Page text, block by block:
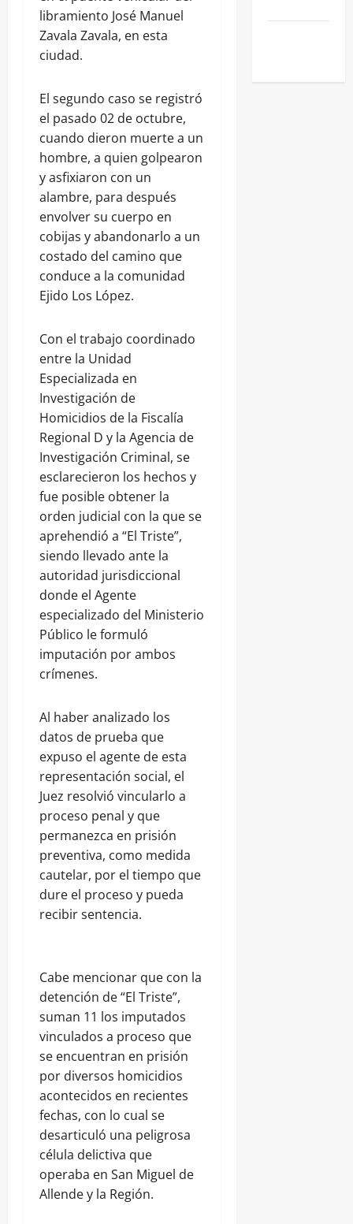
libramiento José Manuel
Zavala Zavala, en esta
ciudad.
El segundo caso se registró
el pasado 02 de octubre,
cuando dieron muerte a un
hombre, a quien golpearon
y asfixiaron con un
alambre, para después
envolver su cuerpo en
cobijas y abandonarlo a un
costado del camino que
conduce a la comunidad
Ejido Los López.
Con el trabajo coordinado
entre la Unidad
Especializada en
Investigación de
Homicidios de la Fiscalía
Regional D y la Agencia de
Investigación Criminal, se
esclarecieron los hechos y
fue posible obtener la
orden judicial con la que se
aprehendió a “El Triste”,
siendo llevado ante la
autoridad jurisdiccional
donde el Agente
especializado del Ministerio
Público le formuló
imputación por ambos
crímenes.
Al haber analizado los
datos de prueba que
expuso el agente de esta
representación social, el
Juez resolvió vincularlo a
proceso penal y que
permanezca en prisión
preventiva, como medida
cautelar, por el tiempo que
dure el proceso y pueda
recibir sentencia.
Cabe mencionar que con la
detención de “El Triste”,
suman 11 los imputados
vinculados a proceso que
se encuentran en prisión
por diversos homicidios
acontecidos en recientes
fechas, con lo cual se
desarticuló una peligrosa
célula delictiva que
operaba en San Miguel de
Allende y la Región.